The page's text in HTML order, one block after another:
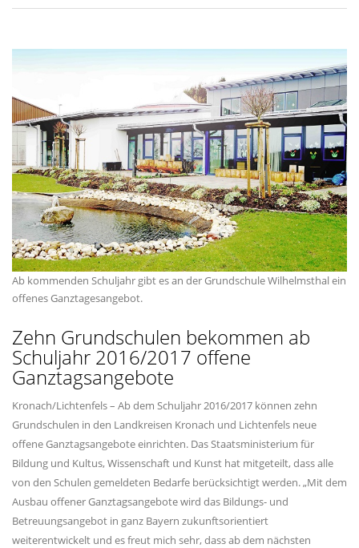
Ab kommenden Schuljahr gibt es an der Grundschule Wilhelmsthal ein
offenes Ganztagesangebot.
Zehn Grundschulen bekommen ab
Schuljahr 2016/2017 offene
Ganztagsangebote
Kronach/Lichtenfels – Ab dem Schuljahr 2016/2017 können zehn
Grundschulen in den Landkreisen Kronach und Lichtenfels neue
offene Ganztagsangebote einrichten. Das Staatsministerium für
Bildung und Kultus, Wissenschaft und Kunst hat mitgeteilt, dass alle
von den Schulen gemeldeten Bedarfe berücksichtigt werden. „Mit dem
Ausbau offener Ganztagsangebote wird das Bildungs- und
Betreuungsangebot in ganz Bayern zukunftsorientiert
weiterentwickelt und es freut mich sehr, dass ab dem nächsten